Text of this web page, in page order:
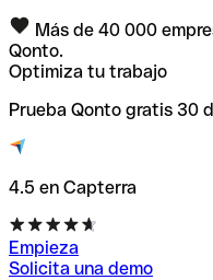
Más de 40 000
Qonto.
Optimiza tu trabajo
Prueba Qonto gratis 30
4.5 en Capterra
Empieza
Solicita una demo